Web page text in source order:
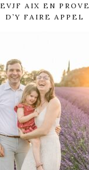
AIX EN
D’Y FAIRE APPEL